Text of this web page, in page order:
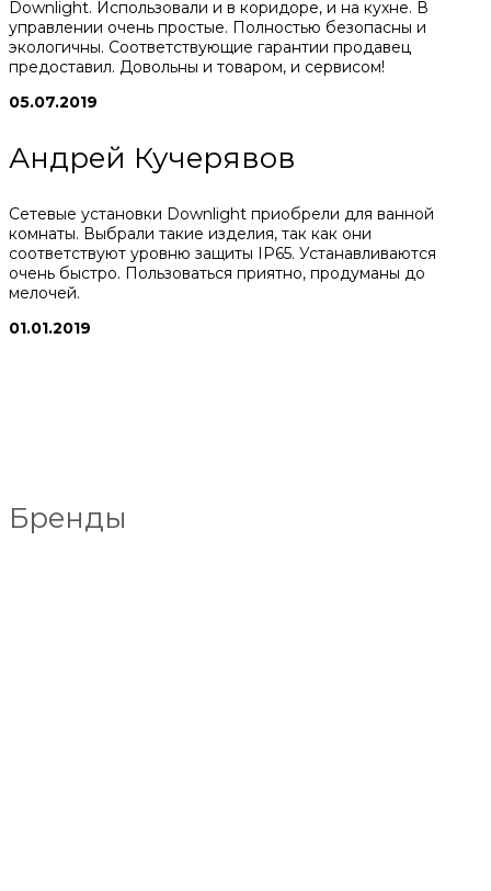
Downlight. Использовали и в коридоре, и на кухне. В
управлении очень простые. Полностью безопасны и
экологичны. Соответствующие гарантии продавец
предоставил. Довольны и товаром, и сервисом!
05.07.2019
Андрей Кучерявов
Сетевые установки Downlight приобрели для ванной
комнаты. Выбрали такие изделия, так как они
соответствуют уровню защиты IP65. Устанавливаются
очень быстро. Пользоваться приятно, продуманы до
мелочей.
01.01.2019
Бренды